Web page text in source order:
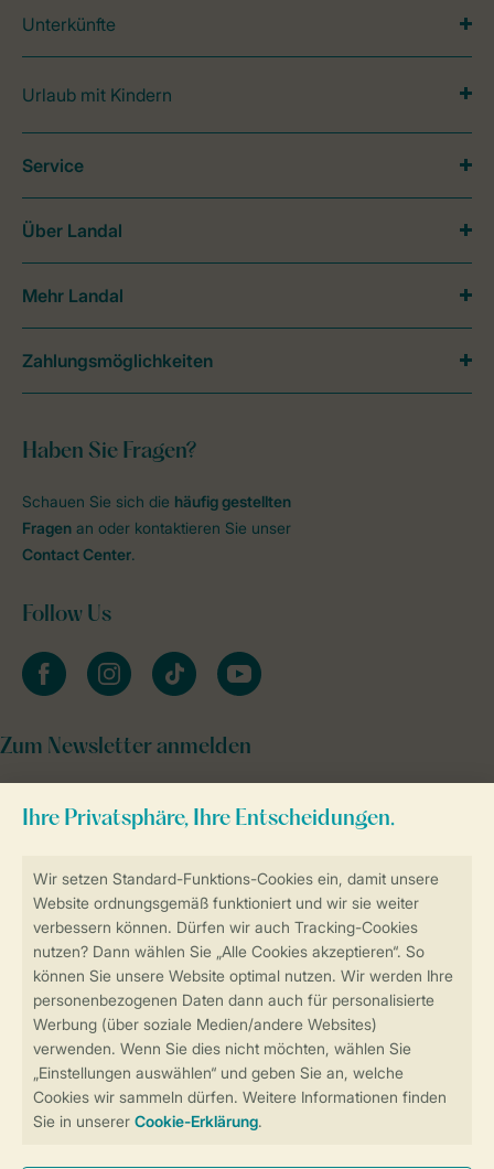
Sicherstellung Deiner Privatsphäre
Sicher und schnell zur Online-Buchung
Sichere Datenübertragung
Sicheres Bezahlen
Unterkünfte
Urlaub mit Kindern
Haben Sie Fragen?
Schauen Sie sich die häufig gestellten
Fragen an oder kontaktieren Sie unser
Contact Center.
Follow Us
facebookinstagramtiktok youtube
Zum Newsletter anmelden
Service
Über Landal
Mehr Landal
Zahlungsmöglichkeiten